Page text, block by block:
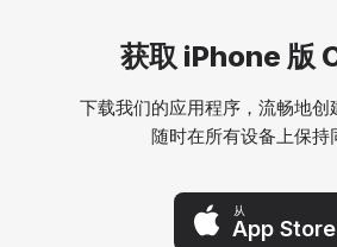
获取 iPhone 版
下载我们的应用程序，流畅地创
随时在所有设备上保持
从
App Store